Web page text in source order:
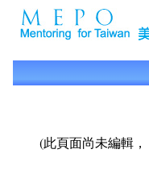
(此頁面尚未編輯，